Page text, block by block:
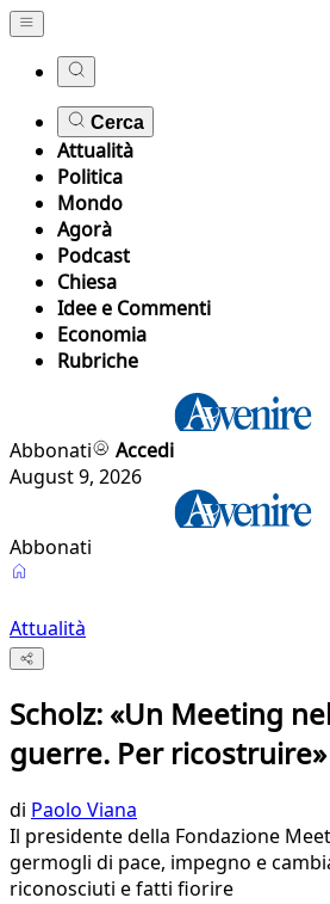
Cerca
Attualità
Politica
Mondo
Agorà
Podcast
Chiesa
Idee e Commenti
Economia
Rubriche
Abbonati
Accedi
August 9, 2026
Abbonati
Attualità
Scholz: «Un Meeting
guerre. Per ricostruire»
di Paolo Viana
Il presidente della Fondazione
germogli di pace, impegno e
riconosciuti e fatti fiorire